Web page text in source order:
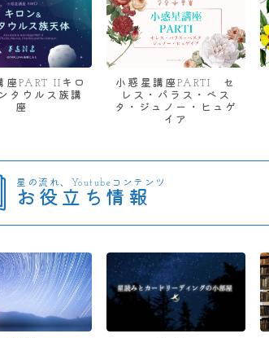
座PART IIキロ
タウルス族講
座
小惑星講座PARTI セ
レス・パラス・ベス
タ・ジュノー・ヒュゲ
イア
星の流れ、Youtubeコンテンツ
お役立ち情報